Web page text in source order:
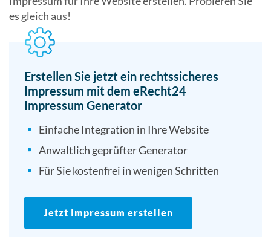
es gleich aus!
Erstellen Sie jetzt ein rechtssicheres
Impressum mit dem eRecht24
Impressum Generator
Einfache Integration in Ihre Website
Anwaltlich geprüfter Generator
Für Sie kostenfrei in wenigen Schritten
Jetzt Impressum erstellen